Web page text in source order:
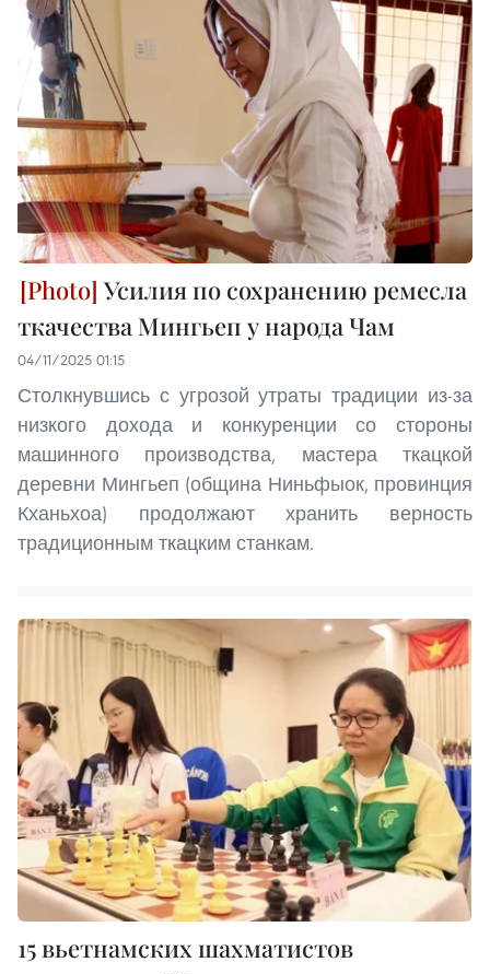
Усилия по сохранению ремесла
ткачества Мингьеп у народа Чам
04/11/2025 01:15
Столкнувшись с угрозой утраты традиции из-за
низкого дохода и конкуренции со стороны
машинного производства, мастера ткацкой
деревни Мингьеп (община Ниньфыок, провинция
Кханьхоа) продолжают хранить верность
традиционным ткацким станкам.
15 вьетнамских шахматистов